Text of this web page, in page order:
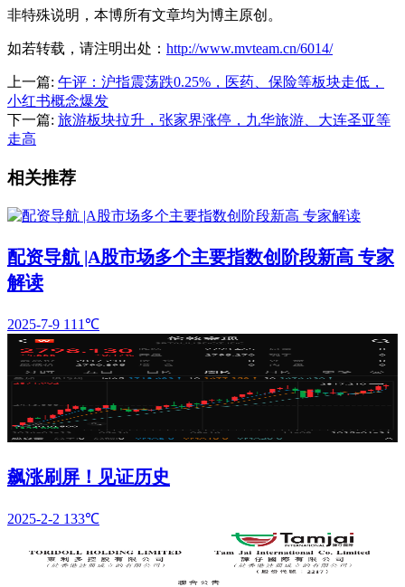
非特殊说明，本博所有文章均为博主原创。
如若转载，请注明出处： http://www.mvteam.cn/6014/
上一篇: 午评：沪指震荡跌0.25%，医药、保险等板块走低，
小红书概念爆发
下一篇: 旅游板块拉升，张家界涨停，九华旅游、大连圣亚等
走高
相关推荐
配资导航 |A股市场多个主要指数创阶段新高 专家
解读
2025-7-9 111℃
飙涨刷屏！见证历史
2025-2-2 133℃